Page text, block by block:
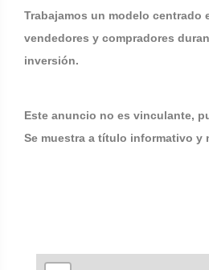
Trabajamos un modelo centrado
vendedores y compradores
inversión.
Este anuncio no es vinculante,
Se muestra a título informativo y